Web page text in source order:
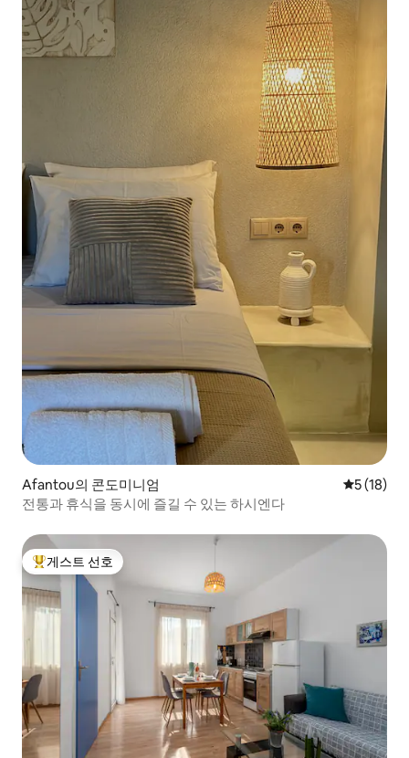
Afantou의 콘도미니엄 평점 5점
5 (18)
전통과 휴식을 동시에 즐길 수 있는 하시엔다
상위 게스트 선호
게스트 선호